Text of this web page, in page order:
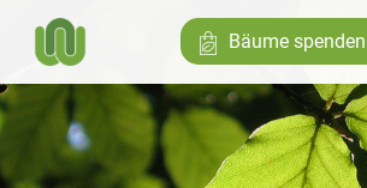
Bäume spenden